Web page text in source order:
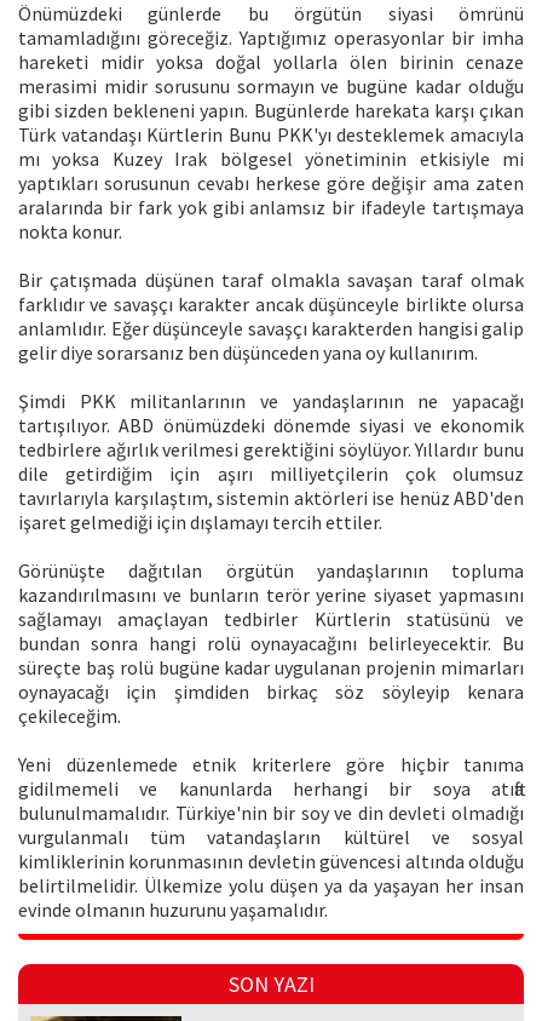
Önümüzdeki günlerde bu örgütün siyasi ömrünü
tamamladığını göreceğiz. Yaptığımız operasyonlar bir imha
hareketi midir yoksa doğal yollarla ölen birinin cenaze
merasimi midir sorusunu sormayın ve bugüne kadar olduğu
gibi sizden bekleneni yapın. Bugünlerde harekata karşı çıkan
Türk vatandaşı Kürtlerin Bunu PKK'yı desteklemek amacıyla
mı yoksa Kuzey Irak bölgesel yönetiminin etkisiyle mi
yaptıkları sorusunun cevabı herkese göre değişir ama zaten
aralarında bir fark yok gibi anlamsız bir ifadeyle tartışmaya
nokta konur.
Bir çatışmada düşünen taraf olmakla savaşan taraf olmak
farklıdır ve savaşçı karakter ancak düşünceyle birlikte olursa
anlamlıdır. Eğer düşünceyle savaşçı karakterden hangisi galip
gelir diye sorarsanız ben düşünceden yana oy kullanırım.
Şimdi PKK militanlarının ve yandaşlarının ne yapacağı
tartışılıyor. ABD önümüzdeki dönemde siyasi ve ekonomik
tedbirlere ağırlık verilmesi gerektiğini söylüyor. Yıllardır bunu
dile getirdiğim için aşırı milliyetçilerin çok olumsuz
tavırlarıyla karşılaştım, sistemin aktörleri ise henüz ABD'den
işaret gelmediği için dışlamayı tercih ettiler.
Görünüşte dağıtılan örgütün yandaşlarının topluma
kazandırılmasını ve bunların terör yerine siyaset yapmasını
sağlamayı amaçlayan tedbirler Kürtlerin statüsünü ve
bundan sonra hangi rolü oynayacağını belirleyecektir. Bu
süreçte baş rolü bugüne kadar uygulanan projenin mimarları
oynayacağı için şimdiden birkaç söz söyleyip kenara
çekileceğim.
Yeni düzenlemede etnik kriterlere göre hiçbir tanıma
gidilmemeli ve kanunlarda herhangi bir soya atıfta
bulunulmamalıdır. Türkiye'nin bir soy ve din devleti olmadığı
vurgulanmalı tüm vatandaşların kültürel ve sosyal
kimliklerinin korunmasının devletin güvencesi altında olduğu
belirtilmelidir. Ülkemize yolu düşen ya da yaşayan her insan
evinde olmanın huzurunu yaşamalıdır.
SON YAZI